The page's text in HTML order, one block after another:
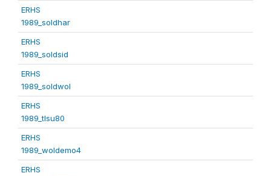
ERHS
1989_soldhar
ERHS
1989_soldsid
ERHS
1989_soldwol
ERHS
1989_tlsu80
ERHS
1989_woldemo4
ERHS